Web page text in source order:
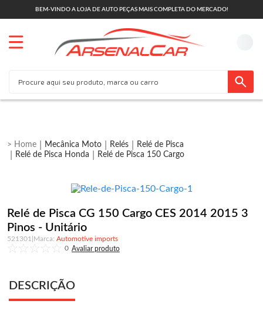
BEM-VINDO A LOJA DE AUTO PEÇAS MAIS COMPLETA DO MERCADO!
Mecânica Moto Relés
Relé de Pisca
Relé de Pisca Honda
Relé de Pisca 150 Cargo
Relé de Pisca CG 150 Cargo CES 2014 2015 3
Pinos - Unitário
521301
Automotive imports
0
DESCRIÇÃO